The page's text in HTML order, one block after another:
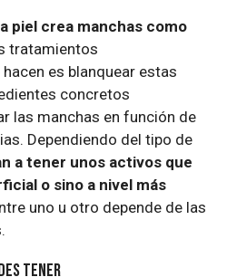
piel crea manchas como
tratamientos
es blanquear estas
concretos
las manchas en función de
Dependiendo del tipo de
a tener unos activos que
o sino a nivel más
uno u otro depende de las
tener